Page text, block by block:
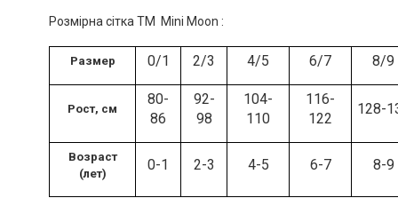
Розмірна сітка ТМ Mini Moon :
Размер 0/1 2/3 4/5 6/7 8/9
Рост, см
80-
86
92-
98
104-
110
116-
122
128-
Возраст
(лет)
0-1 2-3 4-5 6-7 8-9